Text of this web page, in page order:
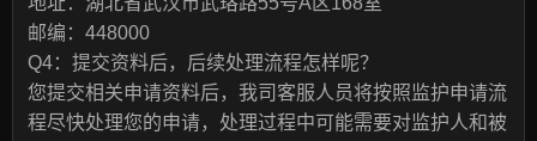
邮编：448000
Q4：提交资料后，后续处理流程怎样呢？
您提交相关申请资料后，我司客服人员将按照监护申请流
程尽快处理您的申请，处理过程中可能需要对监护人和被